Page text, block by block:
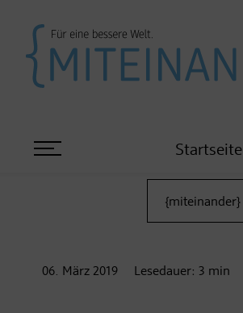
Startseite
{miteinander}
06. März 2019 Lesedauer: 3 min